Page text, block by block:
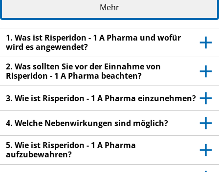
Dieses Arzneimittel wurde Ihnen persönlich
verschrieben. Geben Sie es nicht an Dritte weiter.
Es kann anderen Menschen schaden, auch wenn
diese die gleichen Beschwerden haben wie Sie.
Wenn Sie Nebenwirkungen bemerken, wenden Sie
sich an Ihren Arzt oder Apotheker. Dies gilt auch
Packungsbeilage angegeben sind. Siehe Abschnitt
Mehr
1. Was ist Risperidon - 1 A Pharma und wofür
wird es angewendet?
2. Was sollten Sie vor der Einnahme von
Risperidon - 1 A Pharma beachten?
3. Wie ist Risperidon - 1 A Pharma einzunehmen?
4. Welche Nebenwirkungen sind möglich?
5. Wie ist Risperidon - 1 A Pharma
aufzubewahren?